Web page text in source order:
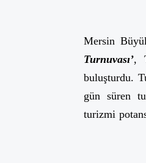
Mersin
Turnuvası’,
buluşturdu.
gün süren
turizmi